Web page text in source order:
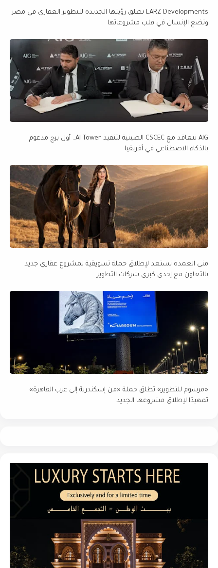
LARZ Developments تطلق رؤيتها الجديدة للتطوير العقاري في مصر
وتضع الإنسان في قلب مشروعاتها
AIG تتعاقد مع CSCEC الصينية لتنفيذ AI Tower.. أول برج مدعوم
بالذكاء الاصطناعي في أفريقيا
منى العمدة تستعد لإطلاق حملة تسويقية لمشروع عقاري جديد
بالتعاون مع إحدى كبرى شركات التطوير
«مرسوم للتطوير» تطلق حملة «من إسكندرية إلى غرب القاهرة»
تمهيدًا لإطلاق مشروعها الجديد